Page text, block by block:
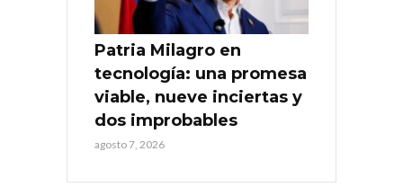
Patria Milagro en
tecnología: una promesa
viable, nueve inciertas y
dos improbables
agosto 7, 2026